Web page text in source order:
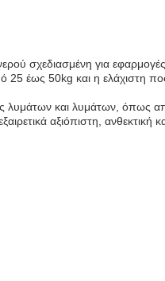
σχεδιασμένη για
25 έως 50kg και η ελάχιστη
λυμάτων και λυμάτων,
αξιόπιστη,